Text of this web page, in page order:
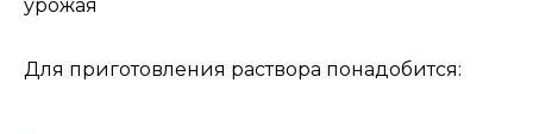
Для приготовления раствора понадобится: